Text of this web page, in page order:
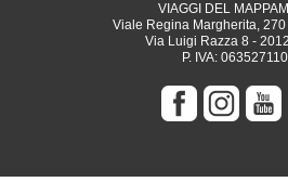
VIAGGI DEL
Viale Regina Margherita,
Via Luigi Razza 8 -
P. IVA: